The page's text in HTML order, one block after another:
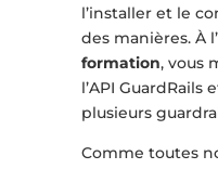
l’installer et le
des manières. À
formation, vous
l’API GuardRails
plusieurs
Comme toutes